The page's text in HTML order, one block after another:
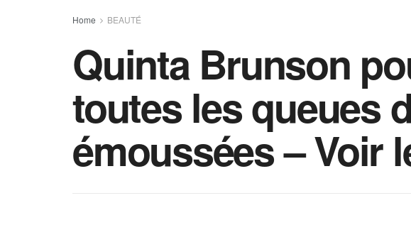
Home BEAUTÉ
Quinta Brunson
toutes les queues
émoussées – Voir